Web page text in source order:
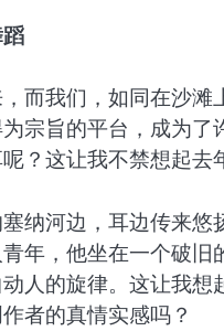
而我们，如同在沙
宗旨的平台，成为
？这让我不禁想起
纳河边，耳边传来悠
年，他坐在一个破
人的旋律。这让我想
者的真情实感吗？